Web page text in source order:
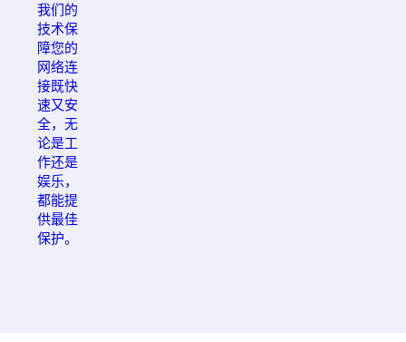
我们的
技术保
障您的
网络连
接既快
速又安
全，无
论是工
作还是
娱乐，
都能提
供最佳
保护。